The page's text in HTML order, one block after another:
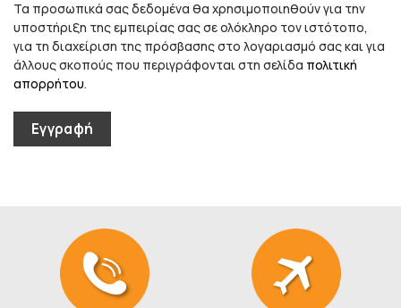
Τα προσωπικά σας δεδομένα θα χρησιμοποιηθούν για την
υποστήριξη της εμπειρίας σας σε ολόκληρο τον ιστότοπο,
για τη διαχείριση της πρόσβασης στο λογαριασμό σας και για
άλλους σκοπούς που περιγράφονται στη σελίδα πολιτική
απορρήτου.
Εγγραφή